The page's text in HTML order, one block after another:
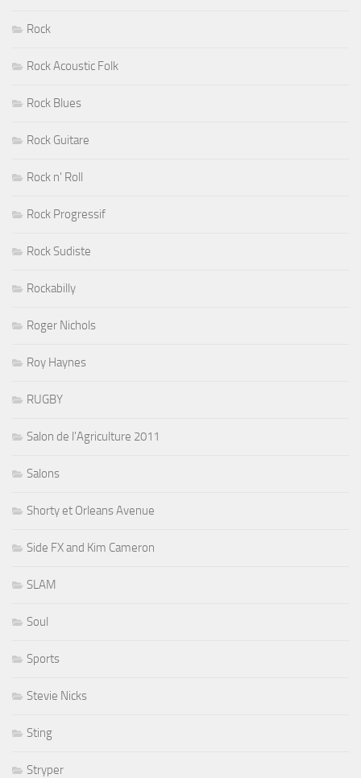
Rock
Rock Acoustic Folk
Rock Blues
Rock Guitare
Rock n' Roll
Rock Progressif
Rock Sudiste
Rockabilly
Roger Nichols
Roy Haynes
RUGBY
Salon de l'Agriculture 2011
Salons
Shorty et Orleans Avenue
Side FX and Kim Cameron
SLAM
Soul
Sports
Stevie Nicks
Sting
Stryper